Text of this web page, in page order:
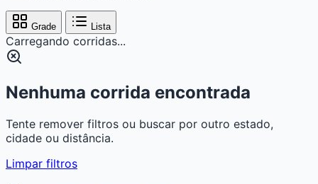
Grade Lista
Carregando corridas...
Nenhuma corrida encontrada
Tente remover filtros ou buscar por outro estado,
cidade ou distância.
Limpar filtros